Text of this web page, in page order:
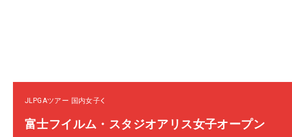
JLPGAツアー 国内女子
富士フイルム・スタジオアリス女子オープン